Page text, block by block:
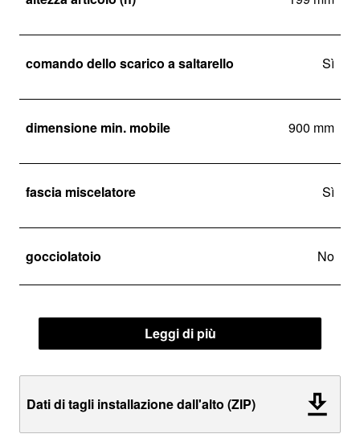
comando dello scarico a saltarello Sì
dimensione min. mobile 900 mm
fascia miscelatore Sì
gocciolatoio No
Leggi di più
Dati di tagli installazione dall'alto (ZIP)